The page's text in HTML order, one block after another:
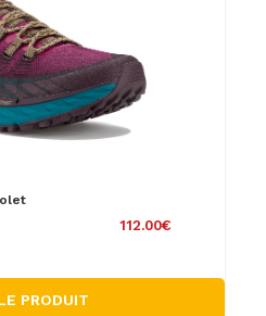
112.00€
PRODUIT